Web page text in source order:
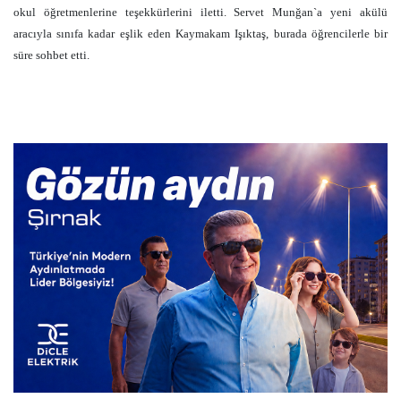
okul öğretmenlerine teşekkürlerini iletti. Servet Munğan`a yeni akülü
aracıyla sınıfa kadar eşlik eden Kaymakam Işıktaş, burada öğrencilerle bir
süre sohbet etti.